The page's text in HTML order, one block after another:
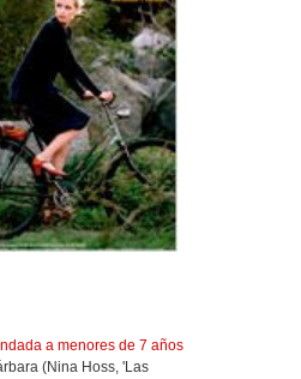
a menores de 7 años
(Nina Hoss, 'Las